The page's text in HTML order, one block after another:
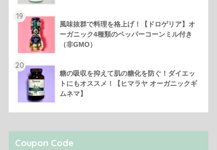
19
風味抜群で料理を格上げ！【ドロゲリア】オ
ーガニック4種類のペッパーコーンミル付き
（非GMO）
20
糖の吸収を抑えて肌の糖化を防ぐ！ダイエッ
トにもオススメ！【ヒマラヤ オーガニックギ
ムネマ】
Coupon Code